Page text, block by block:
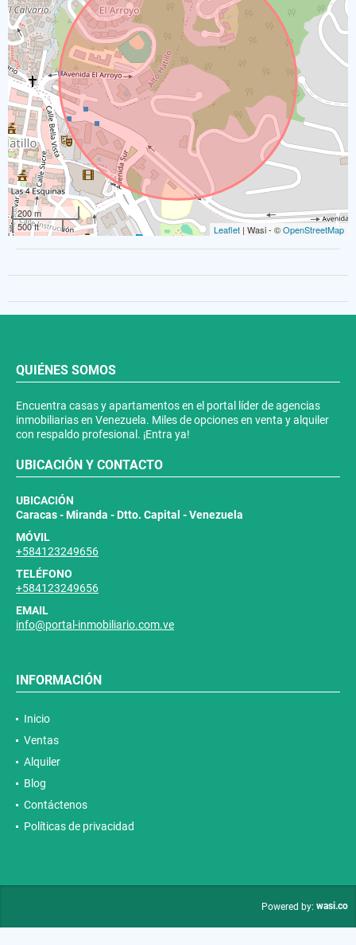
200 m
500 ft
Leaflet | Wasi - ©OpenStreetMap
QUIÉNES SOMOS
Encuentra casas y apartamentos en el portal líder de agencias
inmobiliarias en Venezuela. Miles de opciones en venta y alquiler
con respaldo profesional. ¡Entra ya!
UBICACIÓN Y CONTACTO
UBICACIÓN
Caracas - Miranda - Dtto. Capital - Venezuela
MÓVIL
+584123249656
TELÉFONO
+584123249656
EMAIL
info@portal-inmobiliario.com.ve
INFORMACIÓN
Inicio
Ventas
Alquiler
Blog
Contáctenos
Políticas de privacidad
Powered by: wasi.co